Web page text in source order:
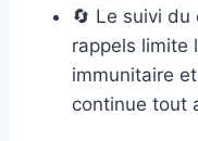
🔄 Le suivi
rappels limite
immunitaire
continue tout